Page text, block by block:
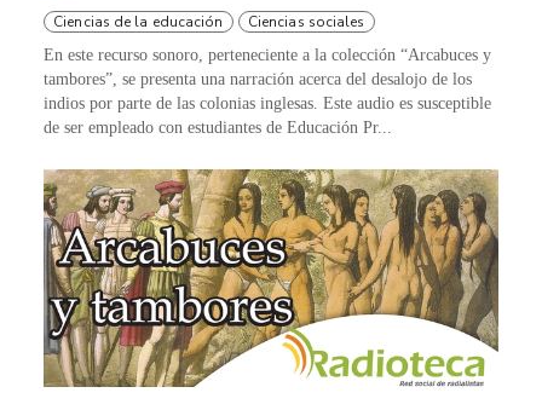
Ciencias de la educación Ciencias sociales
En este recurso sonoro, perteneciente a la colección “Arcabuces y
tambores”, se presenta una narración acerca del desalojo de los
indios por parte de las colonias inglesas. Este audio es susceptible
de ser empleado con estudiantes de Educación Pr...